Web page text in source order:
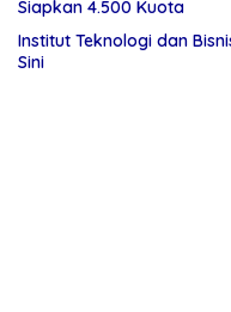
Siapkan 4.500 Kuota
Institut Teknologi dan
Sini